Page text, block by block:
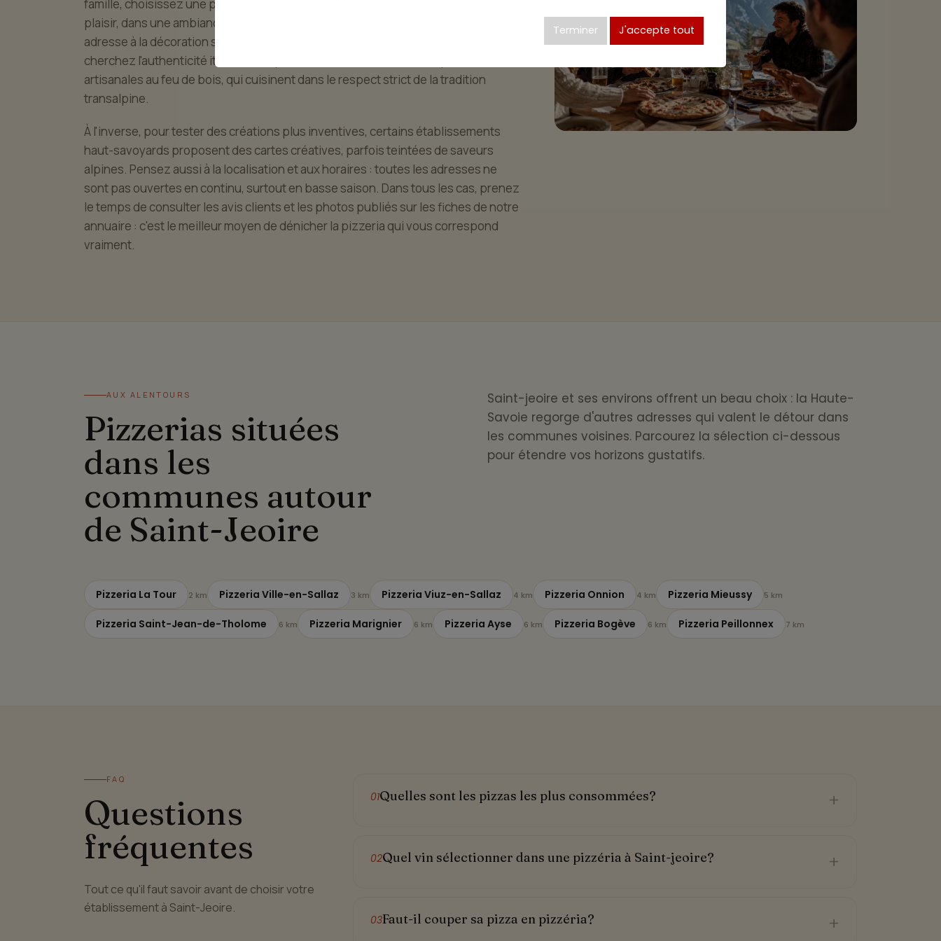
famille, choisissez une pizzeria au menu adapté à tous, où chacun trouve son
plaisir, dans une ambiance conviviale. Pour une soirée à deux, misez sur une
adresse à la décoration soignée, qui sait se réinventer au fil des saisons. Si vous
cherchez l'authenticité italienne en priorité, tournez-vous vers les pizzérias
artisanales au feu de bois, qui cuisinent dans le respect strict de la tradition
transalpine.
À l'inverse, pour tester des créations plus inventives, certains établissements
haut-savoyards proposent des cartes créatives, parfois teintées de saveurs
alpines. Pensez aussi à la localisation et aux horaires : toutes les adresses ne
sont pas ouvertes en continu, surtout en basse saison. Dans tous les cas, prenez
le temps de consulter les avis clients et les photos publiés sur les fiches de notre
annuaire : c'est le meilleur moyen de dénicher la pizzeria qui vous correspond
vraiment.
AUX ALENTOURS
Pizzerias situées
dans les
communes autour
de Saint-Jeoire
Saint-jeoire et ses environs offrent un beau choix : la Haute-
Savoie regorge d'autres adresses qui valent le détour dans
les communes voisines. Parcourez la sélection ci-dessous
pour étendre vos horizons gustatifs.
Pizzeria La Tour 2 km Pizzeria Ville-en-Sallaz 3 km Pizzeria Viuz-en-Sallaz 4 km Pizzeria Onnion 4 km Pizzeria Mieussy 5 km
Pizzeria Saint-Jean-de-Tholome 6 km Pizzeria Marignier 6 km Pizzeria Ayse 6 km Pizzeria Bogève 6 km Pizzeria Peillonnex 7 km
FAQ
Questions
fréquentes
Tout ce qu'il faut savoir avant de choisir votre
établissement à Saint-Jeoire.
01Quelles sont les pizzas les plus consommées? +
02Quel vin sélectionner dans une pizzéria à Saint-jeoire? +
03Faut-il couper sa pizza en pizzéria? +
Terminer J'accepte tout